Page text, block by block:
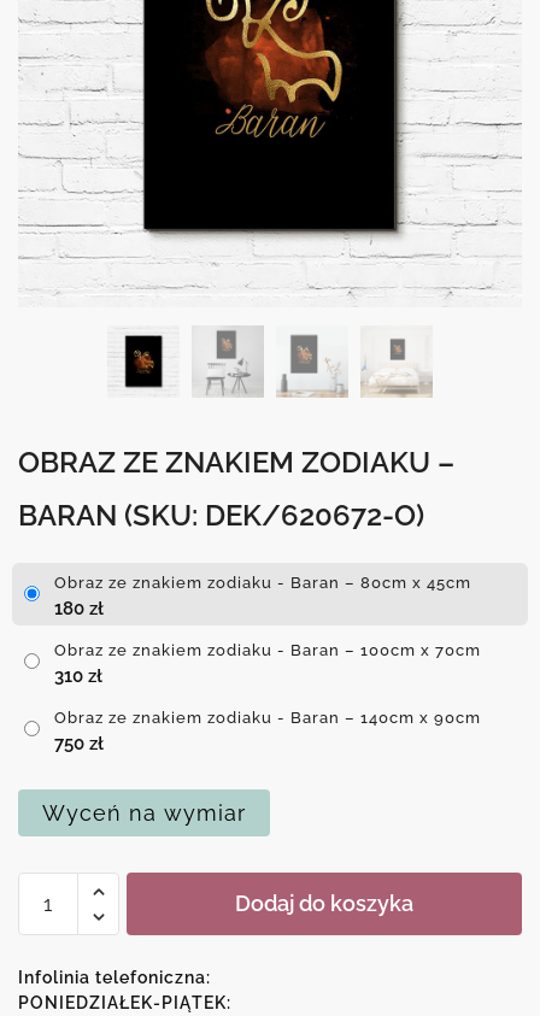
OBRAZ ZE ZNAKIEM ZODIAKU –
BARAN (SKU: DEK/620672-O)
Obraz ze znakiem zodiaku - Baran – 80cm x 45cm
180 zł
Obraz ze znakiem zodiaku - Baran – 100cm x 70cm
310 zł
Obraz ze znakiem zodiaku - Baran – 140cm x 90cm
750 zł
Wyceń na wymiar
Obraz
znakiem
zodiaku
Dodaj do koszyka
Infolinia telefoniczna:
PONIEDZIAŁEK-PIĄTEK: